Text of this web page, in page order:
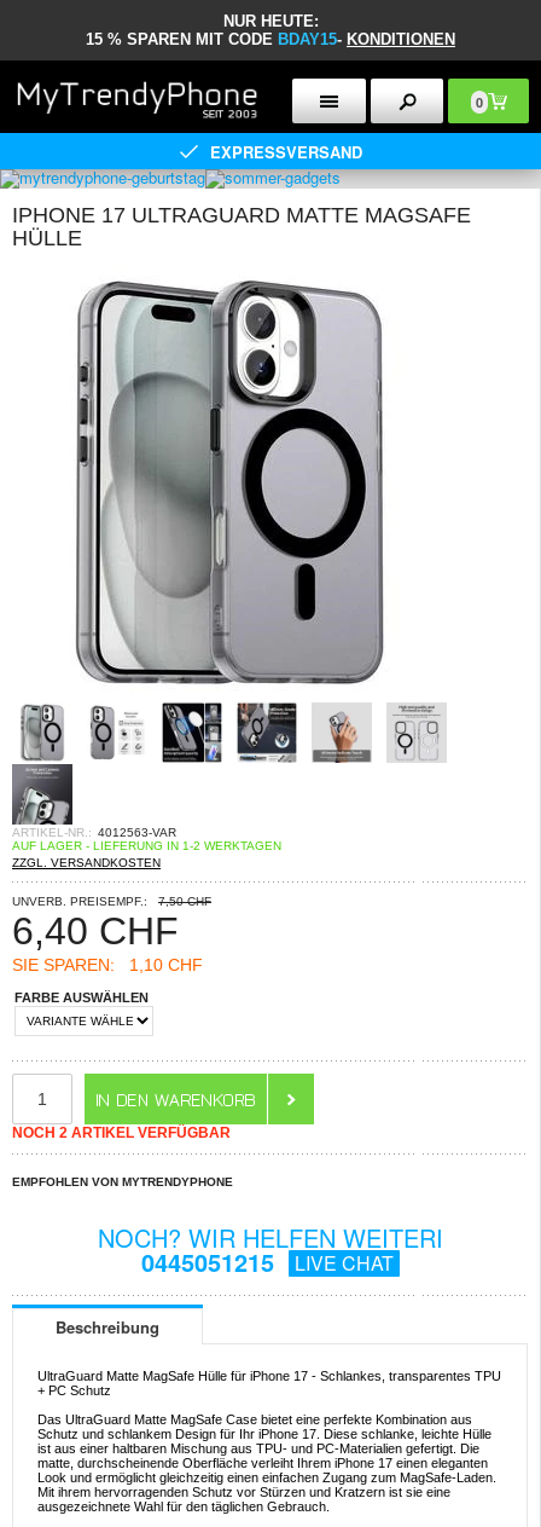
NUR HEUTE:
15 % SPAREN MIT CODE BDAY15- KONDITIONEN
0
EXPRESSVERSAND
IPHONE 17 ULTRAGUARD MATTE MAGSAFE
HÜLLE
ARTIKEL-NR.: 4012563-VAR
AUF LAGER - LIEFERUNG IN 1-2 WERKTAGEN
ZZGL. VERSANDKOSTEN
UNVERB. PREISEMPF.: 7,50 CHF
6,40 CHF
SIE SPAREN: 1,10 CHF
FARBE AUSWÄHLEN
NOCH 2 ARTIKEL VERFÜGBAR
EMPFOHLEN VON MYTRENDYPHONE
NOCH? WIR HELFEN WEITERI
0445051215 LIVE CHAT
Beschreibung
UltraGuard Matte MagSafe Hülle für iPhone 17 - Schlankes, transparentes TPU
+ PC Schutz
Das UltraGuard Matte MagSafe Case bietet eine perfekte Kombination aus
Schutz und schlankem Design für Ihr iPhone 17. Diese schlanke, leichte Hülle
ist aus einer haltbaren Mischung aus TPU- und PC-Materialien gefertigt. Die
matte, durchscheinende Oberfläche verleiht Ihrem iPhone 17 einen eleganten
Look und ermöglicht gleichzeitig einen einfachen Zugang zum MagSafe-Laden.
Mit ihrem hervorragenden Schutz vor Stürzen und Kratzern ist sie eine
ausgezeichnete Wahl für den täglichen Gebrauch.